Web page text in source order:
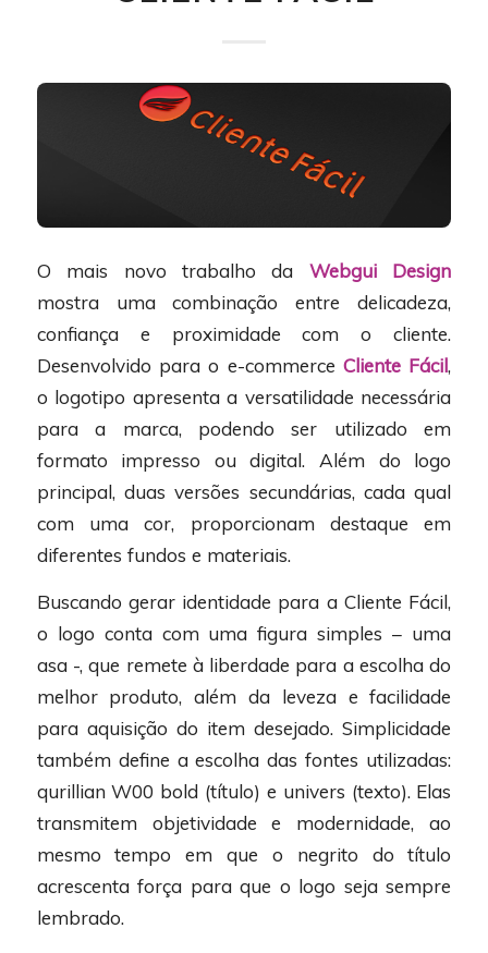
O mais novo trabalho da Webgui Design
mostra uma combinação entre delicadeza,
confiança e proximidade com o cliente.
Desenvolvido para o e-commerceCliente Fácil,
o logotipo apresenta a versatilidade necessária
para a marca, podendo ser utilizado em
formato impresso ou digital. Além do logo
principal, duas versões secundárias, cada qual
com uma cor, proporcionam destaque em
diferentes fundos e materiais.
Buscando gerar identidade para a Cliente Fácil,
o logo conta com uma figura simples – uma
asa -, que remete à liberdade para a escolha do
melhor produto, além da leveza e facilidade
para aquisição do item desejado. Simplicidade
também define a escolha das fontes utilizadas:
qurillian W00 bold (título) e univers (texto). Elas
transmitem objetividade e modernidade, ao
mesmo tempo em que o negrito do título
acrescenta força para que o logo seja sempre
lembrado.